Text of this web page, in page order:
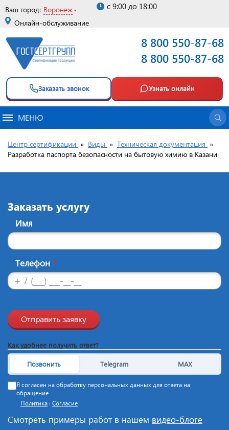
Ваш город: Воронеж
Онлайн-обслуживание
с 9:00 до 18:00
8 800 550-87-68
8 800 550-87-68
Заказать звонок Узнать онлайн
МЕНЮ
Центр сертификации » Виды » Техническая документация »
Разработка паспорта безопасности на бытовую химию в Казани
Заказать услугу
Имя
Телефон *
Отправить заявку
Как удобнее получить ответ?
Позвонить Telegram MAX
Я согласен на обработку персональных данных для ответа на
обращение
Политика · Согласие
Смотреть примеры работ в нашем видео-блоге